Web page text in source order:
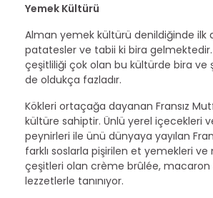
Yemek Kültürü
Alman yemek kültürü denildiğinde ilk
patatesler ve tabii ki bira
çeşitliliği çok olan bu kültürde bira ve
de oldukça fazladır.
Kökleri ortaçağa dayanan Fransız
kültüre sahiptir. Ünlü yerel içecekleri
peynirleri ile ünü dünyaya yayılan
farklı soslarla pişirilen et yemekleri ve
çeşitleri olan crème brûlée, macaron
lezzetlerle tanınıyor.